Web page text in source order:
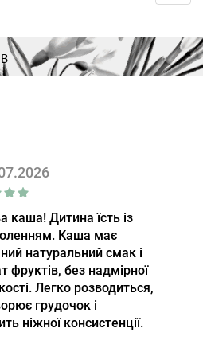
каша! Дитина їсть із
Каша має
натуральний смак і
фруктів, без надмірної
Легко розводиться,
грудочок і
ніжної консистенції.